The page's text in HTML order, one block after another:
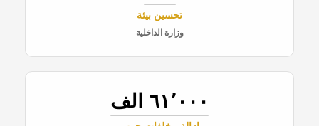
تحسين بيئة
وزارة الداخلية
٦١٬٠٠٠ الف